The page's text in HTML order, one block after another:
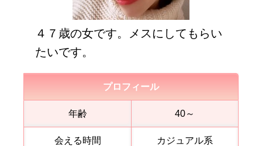
４７歳の女です。メスにしてもらい
たいです。
プロフィール
年齢 40～
会える時間 カジュアル系